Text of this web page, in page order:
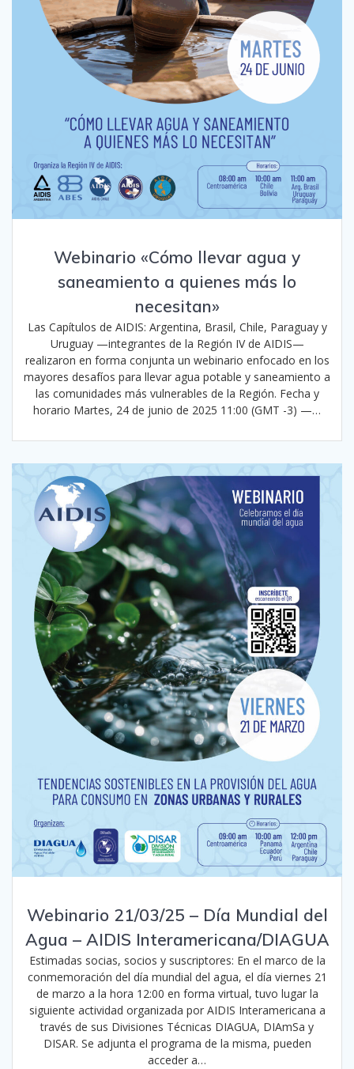
Webinario «Cómo llevar agua y
saneamiento a quienes más lo
necesitan»
Las Capítulos de AIDIS: Argentina, Brasil, Chile, Paraguay y
Uruguay —integrantes de la Región IV de AIDIS—
realizaron en forma conjunta un webinario enfocado en los
mayores desafíos para llevar agua potable y saneamiento a
las comunidades más vulnerables de la Región. Fecha y
horario Martes, 24 de junio de 2025 11:00 (GMT -3) —…
Webinario 21/03/25 – Día Mundial del
Agua – AIDIS Interamericana/DIAGUA
Estimadas socias, socios y suscriptores: En el marco de la
conmemoración del día mundial del agua, el día viernes 21
de marzo a la hora 12:00 en forma virtual, tuvo lugar la
siguiente actividad organizada por AIDIS Interamericana a
través de sus Divisiones Técnicas DIAGUA, DIAmSa y
DISAR. Se adjunta el programa de la misma, pueden
acceder a…